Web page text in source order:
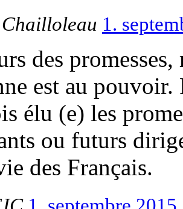
1.
des
est au
élu (e) les
ou futurs
des Français.